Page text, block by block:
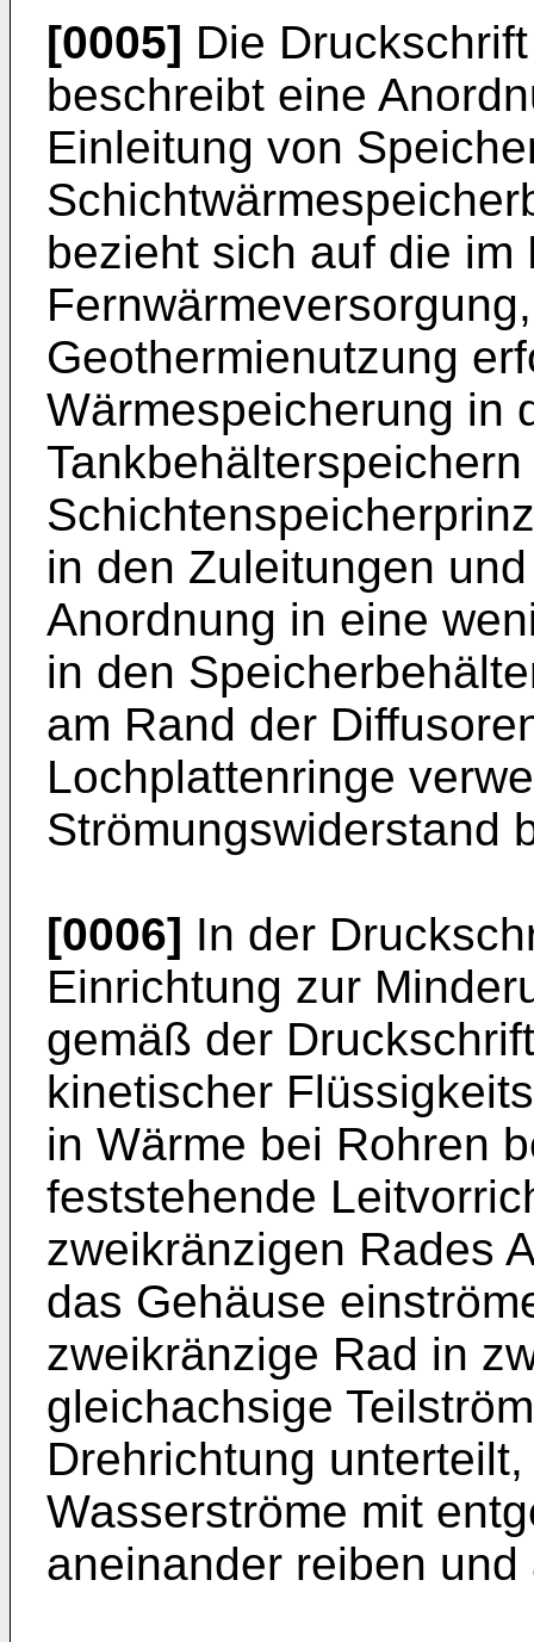
[0005] Die
beschreibt eine
Einleitung von
bezieht sich auf die im
Geothermienutzung
Wärmespeicherung in
in den Zuleitungen
Anordnung in eine
in den
am Rand der
Lochplattenringe
Strömungswiderstand
[0006] In der
Einrichtung zur
gemäß der
kinetischer
in Wärme bei Rohren
feststehende
zweikränzigen Rades
das Gehäuse
zweikränzige Rad in
gleichachsige
Drehrichtung
Wasserströme mit
aneinander reiben